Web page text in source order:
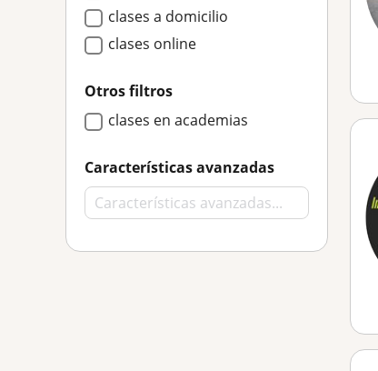
clases a domicilio
clases online
Otros filtros
clases en academias
Características avanzadas